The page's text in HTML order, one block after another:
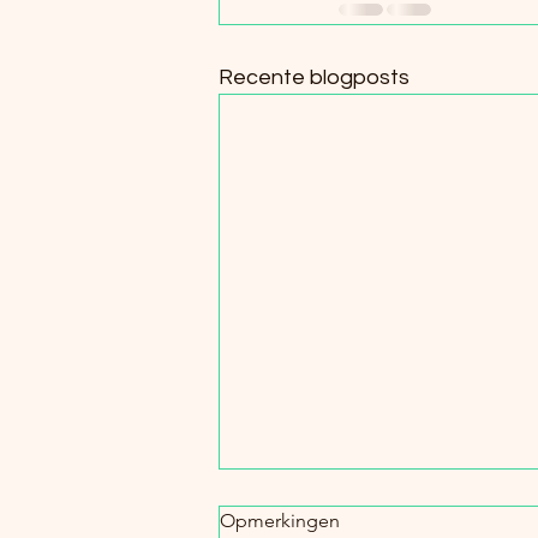
Recente blogposts
Meniscusoperatie? Herstel
Opmerkingen